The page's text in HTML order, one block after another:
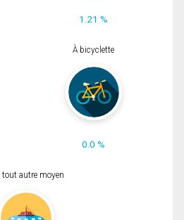
1.21 %
À bicyclette
0.0 %
tout autre moyen